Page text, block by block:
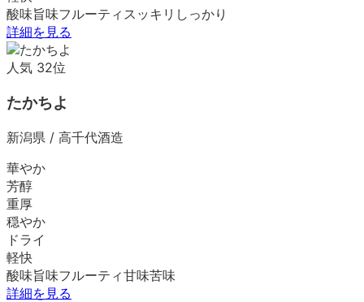
酸味旨味フルーティ スッキリ しっかり
詳細を見る
人気 32位
たかちよ
新潟県 / 高千代酒造
華やか
芳醇
重厚
穏やか
ドライ
軽快
酸味旨味フルーティ甘味苦味
詳細を見る